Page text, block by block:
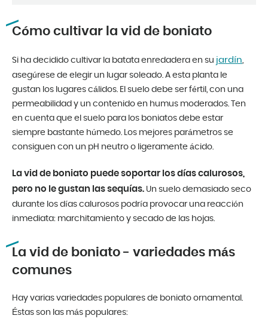
Cómo cultivar la vid de boniato
Si ha decidido cultivar la batata enredadera en su jardín,
asegúrese de elegir un lugar soleado. A esta planta le
gustan los lugares cálidos. El suelo debe ser fértil, con una
permeabilidad y un contenido en humus moderados. Ten
en cuenta que el suelo para los boniatos debe estar
siempre bastante húmedo. Los mejores parámetros se
consiguen con un pH neutro o ligeramente ácido.
La vid de boniato puede soportar los días calurosos,
pero no le gustan las sequías. Un suelo demasiado seco
durante los días calurosos podría provocar una reacción
inmediata: marchitamiento y secado de las hojas.
La vid de boniato - variedades más
comunes
Hay varias variedades populares de boniato ornamental.
Éstas son las más populares: